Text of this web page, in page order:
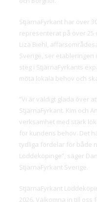
StjärnaFyrkant har över
representerat på över 25
Liza Biehl,
Sverige, ser
steg i StjärnaFyrkants
möta lokala behov och
”Vi är väldigt glada över
StjärnaFyrkant. Kim och
verksamhet med stark
för kundens behov. Det
tydliga fördelar för både
Löddeköpinge”, säger
StjärnaFyrkant Sverige.
StjärnaFyrkant
2026. Välkomna in till